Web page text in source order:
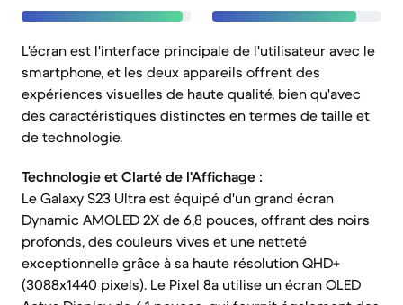
L'écran est l'interface principale de l'utilisateur avec le
smartphone, et les deux appareils offrent des
expériences visuelles de haute qualité, bien qu'avec
des caractéristiques distinctes en termes de taille et
de technologie.
Technologie et Clarté de l'Affichage :
Le Galaxy S23 Ultra est équipé d'un grand écran
Dynamic AMOLED 2X de 6,8 pouces, offrant des noirs
profonds, des couleurs vives et une netteté
exceptionnelle grâce à sa haute résolution QHD+
(3088x1440 pixels). Le Pixel 8a utilise un écran OLED